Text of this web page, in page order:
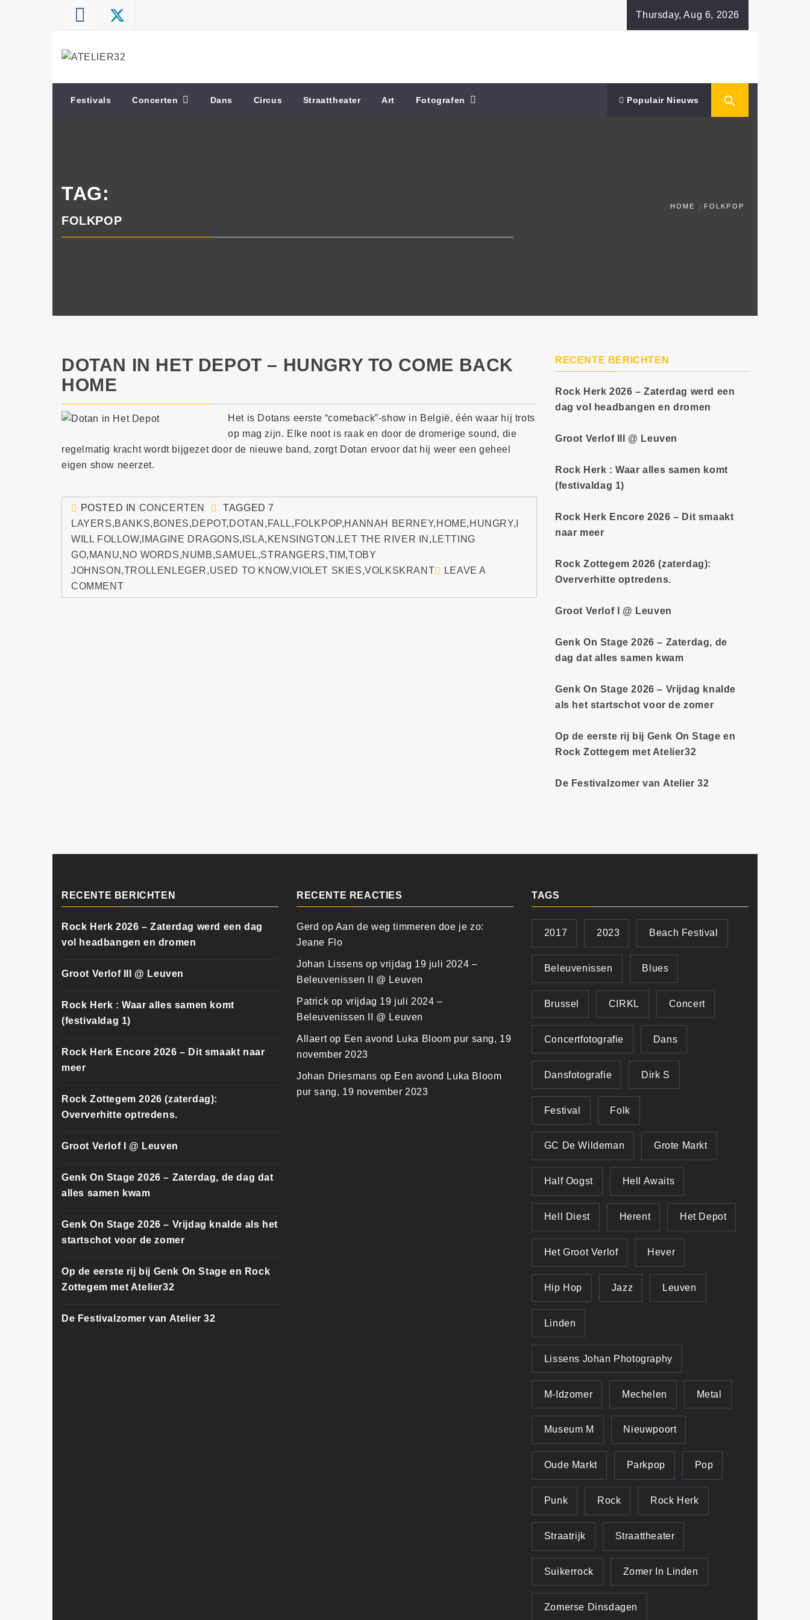
Thursday, Aug 6, 2026
ATELIER32
Festivals Concerten Dans Circus Straattheater Art Fotografen Populair Nieuws
TAG:
FOLKPOP
HOME FOLKPOP
DOTAN IN HET DEPOT – HUNGRY TO COME BACK
HOME
Het is Dotans eerste “comeback”-show in België, één waar hij trots
op mag zijn. Elke noot is raak en door de dromerige sound, die
regelmatig kracht wordt bijgezet door de nieuwe band, zorgt Dotan ervoor dat hij weer een geheel
eigen show neerzet.
POSTED IN CONCERTEN TAGGED7
LAYERS,BANKS, BONES,DEPOT, DOTAN , FALL, FOLKPOP,HANNAH BERNEY, HOME, HUNGRY,
WILL FOLLOW, IMAGINE DRAGONS, ISLA, KENSINGTON , LET THE RIVER IN , LETTING
GO, MANU, NO WORDS,NUMB,SAMUEL,STRANGERS,TIM,TOBY
JOHNSON ,TROLLENLEGER,USED TO KNOW,VIOLET SKIES,VOLKSKRANT
LEAVE A
COMMENT
RECENTE BERICHTEN
Rock Herk 2026 – Zaterdag werd een
dag vol headbangen en dromen
Groot Verlof III @ Leuven
Rock Herk : Waar alles samen komt
(festivaldag 1)
Rock Herk Encore 2026 – Dit smaakt
naar meer
Rock Zottegem 2026 (zaterdag):
Oververhitte optredens.
Groot Verlof I @ Leuven
Genk On Stage 2026 – Zaterdag, de
dag dat alles samen kwam
Genk On Stage 2026 – Vrijdag knalde
als het startschot voor de zomer
Op de eerste rij bij Genk On Stage en
Rock Zottegem met Atelier32
De Festivalzomer van Atelier 32
RECENTE BERICHTEN
Rock Herk 2026 – Zaterdag werd een dag
vol headbangen en dromen
Groot Verlof III @ Leuven
Rock Herk : Waar alles samen komt
(festivaldag 1)
Rock Herk Encore 2026 – Dit smaakt naar
meer
Rock Zottegem 2026 (zaterdag):
Oververhitte optredens.
Groot Verlof I @ Leuven
Genk On Stage 2026 – Zaterdag, de dag dat
alles samen kwam
Genk On Stage 2026 – Vrijdag knalde als het
startschot voor de zomer
Op de eerste rij bij Genk On Stage en Rock
Zottegem met Atelier32
De Festivalzomer van Atelier 32
RECENTE REACTIES
Gerd op Aan de weg timmeren doe je zo:
Jeane Flo
Johan Lissens opvrijdag 19 juli 2024 –
Beleuvenissen II @ Leuven
Patrick op vrijdag 19 juli 2024 –
Beleuvenissen II @ Leuven
Allaertop Een avond Luka Bloom pur sang, 19
november 2023
Johan Driesmans op Een avond Luka Bloom
pur sang, 19 november 2023
TAGS
2017 2023 Beach Festival
Beleuvenissen Blues
Brussel CIRKL Concert
Concertfotografie Dans
Dansfotografie Dirk S
Festival Folk
GC De Wildeman Grote Markt
Half Oogst Hell Awaits
Hell Diest Herent Het Depot
Het Groot Verlof Hever
Hip Hop Jazz Leuven
Linden
Lissens Johan Photography
M-Idzomer Mechelen Metal
Museum M Nieuwpoort
Oude Markt Parkpop Pop
Punk Rock Rock Herk
Straatrijk Straattheater
Suikerrock Zomer In Linden
Zomerse Dinsdagen